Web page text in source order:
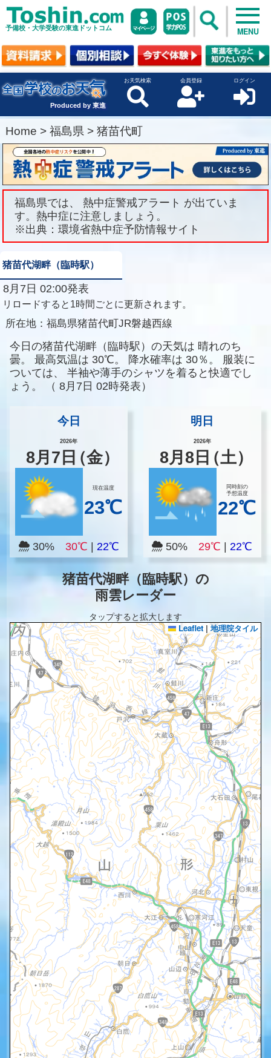
予備校・大学受験の東進ドットコム MENU
Produced by 東進
お天気検索 会員登録 ログイン
Home > 福島県 > 猪苗代町
福島県では、 熱中症警戒アラート が出ていま
す。熱中症に注意しましょう。
※出典：環境省熱中症予防情報サイト
猪苗代湖畔（臨時駅）
8月7日 02:00発表
リロードすると1時間ごとに更新されます。
所在地： 福島県猪苗代町JR磐越西線
今日の猪苗代湖畔（臨時駅）の天気は 晴れのち
曇。
最高気温は 30℃。 降水確率は 30％。
服装に
ついては、
半袖や薄手のシャツを着ると快適でし
ょう。
（ 8月7日 02時発表）
今日
2026年
8月 7 日（金）
現在温度
23℃
30% 30℃ 22℃
明日
2026年
8月8 日（土）
同時刻の
予想温度
22℃
50%29℃ |22℃
猪苗代湖畔（臨時駅）の
雨雲レーダー
タップすると拡大します
Leaflet | 地理院タイル